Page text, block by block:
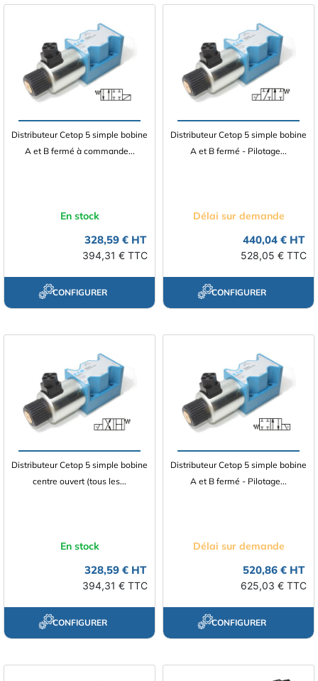
Distributeur Cetop 5 simple bobine
A et B fermé à commande...
En stock
328,59 € HT
394,31 € TTC
CONFIGURER
Distributeur Cetop 5 simple bobine
A et B fermé - Pilotage...
Délai sur demande
440,04 € HT
528,05 € TTC
CONFIGURER
Distributeur Cetop 5 simple bobine
centre ouvert (tous les...
En stock
328,59 € HT
394,31 € TTC
CONFIGURER
Distributeur Cetop 5 simple bobine
A et B fermé - Pilotage...
Délai sur demande
520,86 € HT
625,03 € TTC
CONFIGURER